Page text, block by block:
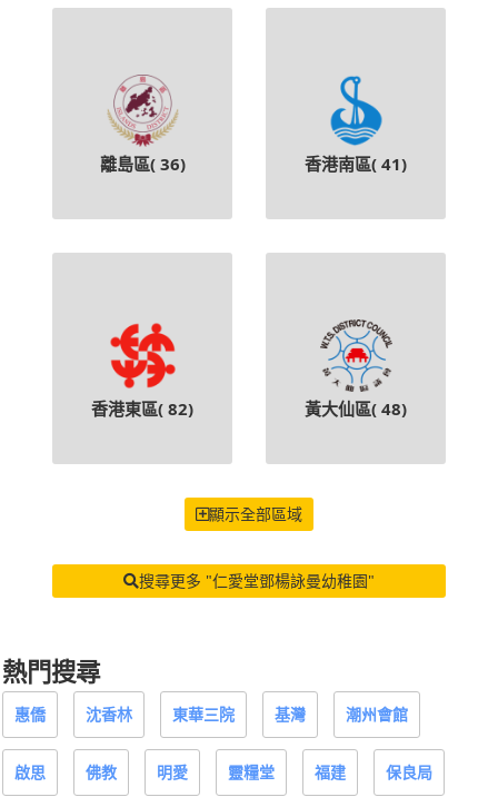
離島區( 36) 香港南區( 41)
香港東區( 82) 黃大仙區( 48)
顯示全部區域
搜尋更多 "仁愛堂鄧楊詠曼幼稚園"
熱門搜尋
惠僑 沈香林 東華三院 基灣 潮州會館
啟思 佛教 明愛 靈糧堂 福建 保良局